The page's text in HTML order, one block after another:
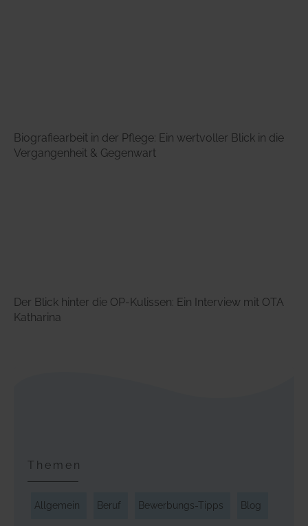
Biografiearbeit in der Pflege: Ein wertvoller Blick in die
Vergangenheit & Gegenwart
Der Blick hinter die OP-Kulissen: Ein Interview mit OTA
Katharina
Themen
Allgemein Beruf Bewerbungs-Tipps Blog